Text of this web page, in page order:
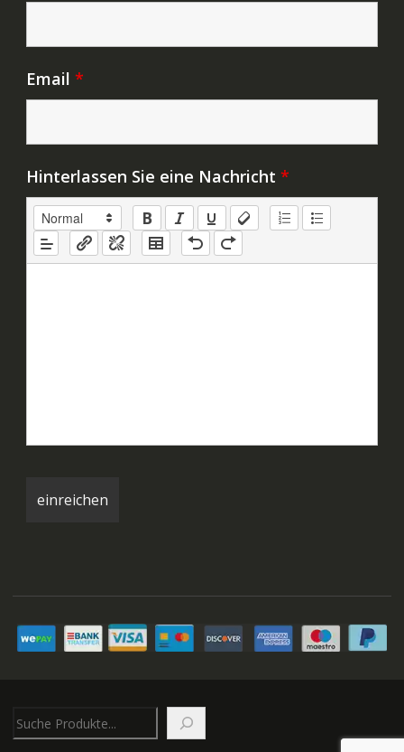
Email *
Hinterlassen Sie eine Nachricht *